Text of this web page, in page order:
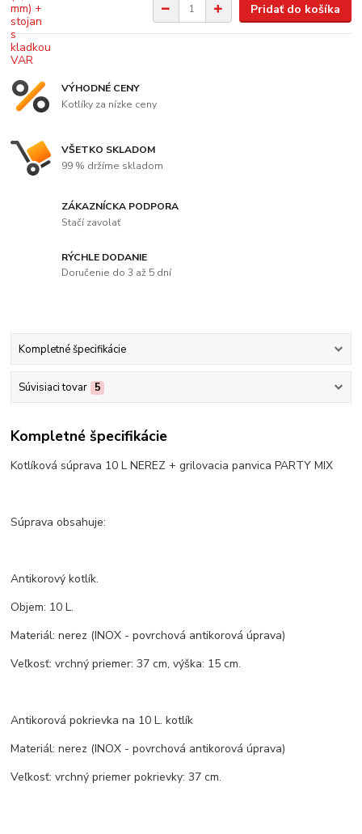
Pridať do košíka
VÝHODNÉ CENY
Kotlíky za nízke ceny
VŠETKO SKLADOM
99 % držíme skladom
ZÁKAZNÍCKA PODPORA
Stačí zavolať
RÝCHLE DODANIE
Doručenie do 3 až 5 dní
Kompletné špecifikácie
Súvisiaci tovar 5
Kompletné špecifikácie
Kotlíková súprava 10 L NEREZ + grilovacia panvica PARTY MIX
Súprava obsahuje:
Antikorový kotlík.
Objem: 10 L.
Materiál: nerez (INOX - povrchová antikorová úprava)
Veľkosť: vrchný priemer: 37 cm, výška: 15 cm.
Antikorová pokrievka na 10 L. kotlík
Materiál: nerez (INOX - povrchová antikorová úprava)
Veľkosť: vrchný priemer pokrievky: 37 cm.